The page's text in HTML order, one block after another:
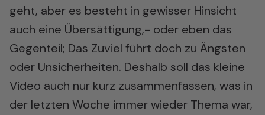
geht, aber es besteht in gewisser Hinsicht
auch eine Übersättigung,- oder eben das
Gegenteil; Das Zuviel führt doch zu Ängsten
oder Unsicherheiten. Deshalb soll das kleine
Video auch nur kurz zusammenfassen, was in
der letzten Woche immer wieder Thema war,